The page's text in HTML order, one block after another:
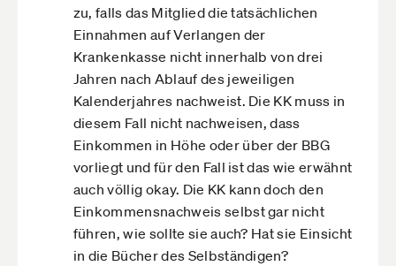
zu, falls das Mitglied die tatsächlichen
Einnahmen auf Verlangen der
Krankenkasse nicht innerhalb von drei
Jahren nach Ablauf des jeweiligen
Kalenderjahres nachweist. Die KK muss in
diesem Fall nicht nachweisen, dass
Einkommen in Höhe oder über der BBG
vorliegt und für den Fall ist das wie erwähnt
auch völlig okay. Die KK kann doch den
Einkommensnachweis selbst gar nicht
führen, wie sollte sie auch? Hat sie Einsicht
in die Bücher des Selbständigen?